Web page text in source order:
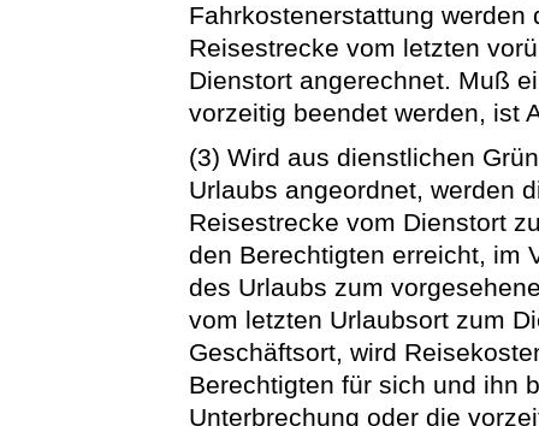
Fahrkostenerstattung
Reisestrecke vom letzten
Dienstort angerechnet. Muß
vorzeitig beendet werden, ist
(3) Wird aus dienstlichen
Urlaubs angeordnet, werden
Reisestrecke vom Dienstort
den Berechtigten erreicht, im
des Urlaubs zum
vom letzten Urlaubsort zum
Geschäftsort, wird
Berechtigten für sich und ihn
Unterbrechung oder die